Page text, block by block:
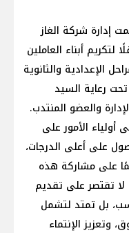
إدارة شركة الغاز
أبناء العاملين
الإعدادية والثانوية
رعاية السيد
والعضو المنتدب.
أولياء الأمور على
على أعلى الدرجات،
على مشاركة هذه
لا تقتصر على تقديم
بل تمتد لتشمل
وتعزيز الإنتماء